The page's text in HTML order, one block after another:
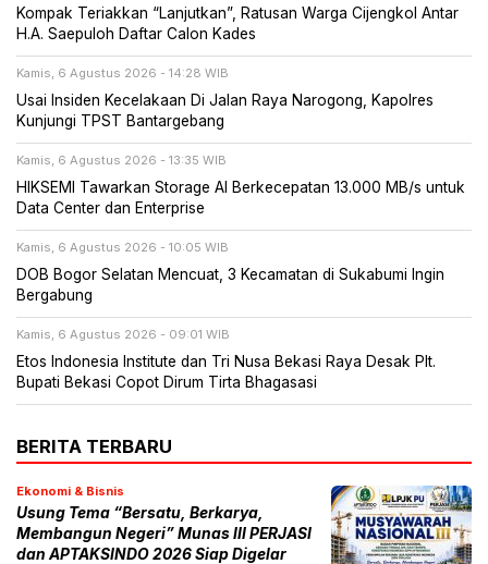
Kompak Teriakkan “Lanjutkan”, Ratusan Warga Cijengkol Antar
H.A. Saepuloh Daftar Calon Kades
Kamis, 6 Agustus 2026 - 14:28 WIB
Usai Insiden Kecelakaan Di Jalan Raya Narogong, Kapolres
Kunjungi TPST Bantargebang
Kamis, 6 Agustus 2026 - 13:35 WIB
HIKSEMI Tawarkan Storage AI Berkecepatan 13.000 MB/s untuk
Data Center dan Enterprise
Kamis, 6 Agustus 2026 - 10:05 WIB
DOB Bogor Selatan Mencuat, 3 Kecamatan di Sukabumi Ingin
Bergabung
Kamis, 6 Agustus 2026 - 09:01 WIB
Etos Indonesia Institute dan Tri Nusa Bekasi Raya Desak Plt.
Bupati Bekasi Copot Dirum Tirta Bhagasasi
BERITA TERBARU
Ekonomi & Bisnis
Usung Tema “Bersatu, Berkarya,
Membangun Negeri” Munas III PERJASI
dan APTAKSINDO 2026 Siap Digelar